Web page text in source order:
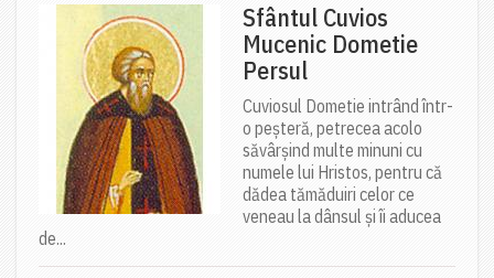
Sfântul Cuvios
Mucenic Dometie
Persul
Cuviosul Dometie intrând într-
o peșteră, petrecea acolo
săvârșind multe minuni cu
numele lui Hristos, pentru că
dădea tămăduiri celor ce
veneau la dânsul și îi aducea
de...